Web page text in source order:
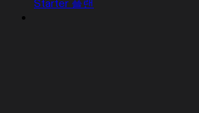
Starter 플랜